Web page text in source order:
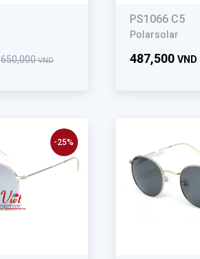
650,000VND
PS1066 C5
Polarsolar
487,500 VND
-25%